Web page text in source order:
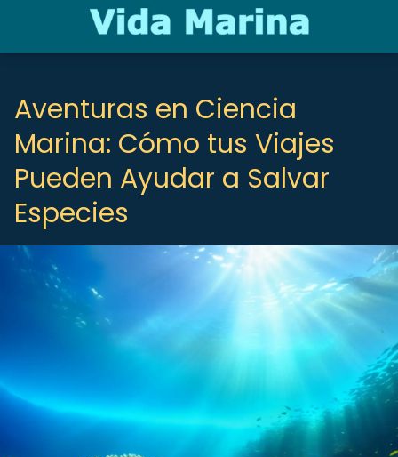
Aventuras en Ciencia
Marina: Cómo tus Viajes
Pueden Ayudar a Salvar
Especies